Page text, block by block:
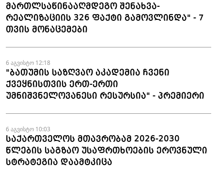
მართლსაწინააღმდეგო შენახვა-
რეალიზაციის 326 ფაქტი გამოვლინდა" - 7
თვის მონაცემები
6 აგვისტო 12:18
"ბათუმის საზღვაო აკადემია ჩვენი
ქვეყნისთვის ერთ-ერთი
უმნიშვნელოვანესი რესურსია" - პრემიერი
6 აგვისტო 10:03
საქართველოს მთავრობამ 2026-2030
წლების საგზაო უსაფრთხოების ეროვნული
სტრატეგია დაამტკიცა